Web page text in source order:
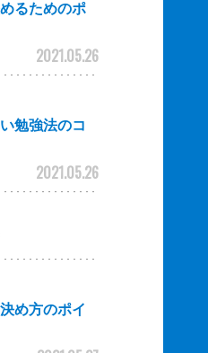
るためのポ
2021.05.26
勉強法のコ
2021.05.26
め方のポイ